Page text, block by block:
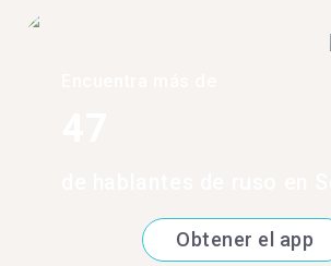
Obtener el app